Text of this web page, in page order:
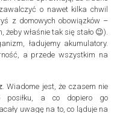
o nawet kilka chwil
z domowych obowiązków –
żeby właśnie tak się stało 😉).
ładujemy akumulatory.
a przede wszystkim na
. Wiadome jest, że czasem nie
posiłku, a co dopiero go
uwagę na to, co ląduje na